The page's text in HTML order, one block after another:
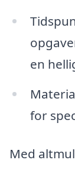
en
for
Med